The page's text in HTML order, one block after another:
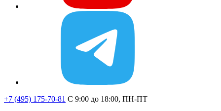
+7 (495) 175-70-81 C 9:00 до 18:00, ПН-ПТ